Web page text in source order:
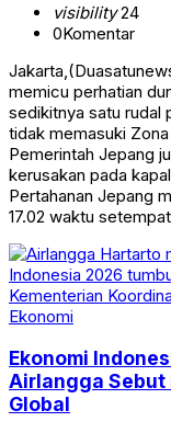
visibility24
0Komentar
memicu perhatian
sedikitnya satu rudal
tidak memasuki
Pemerintah Jepang
kerusakan pada
Pertahanan Jepang
17.02 waktu
Ekonomi
Ekonomi
Airlangga Sebut
Global